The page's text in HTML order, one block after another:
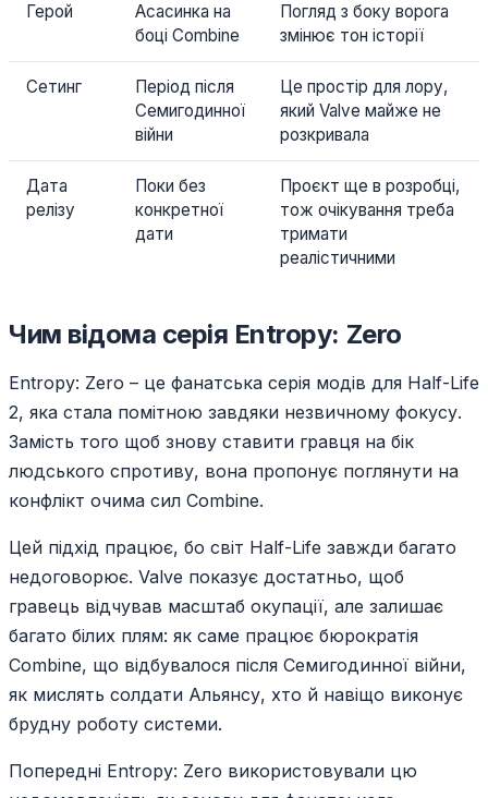
Герой
Асасинка на
боці Combine
Погляд з боку ворога
змінює тон історії
Сетинг
Період після
Семигодинної
війни
Це простір для лору,
який Valve майже не
розкривала
Дата
релізу
Поки без
конкретної
дати
Проєкт ще в розробці,
тож очікування треба
тримати
реалістичними
Чим відома серія Entropy: Zero
Entropy: Zero – це фанатська серія модів для Half-Life
2, яка стала помітною завдяки незвичному фокусу.
Замість того щоб знову ставити гравця на бік
людського спротиву, вона пропонує поглянути на
конфлікт очима сил Combine.
Цей підхід працює, бо світ Half-Life завжди багато
недоговорює. Valve показує достатньо, щоб
гравець відчував масштаб окупації, але залишає
багато білих плям: як саме працює бюрократія
Combine, що відбувалося після Семигодинної війни,
як мислять солдати Альянсу, хто й навіщо виконує
брудну роботу системи.
Попередні Entropy: Zero використовували цю